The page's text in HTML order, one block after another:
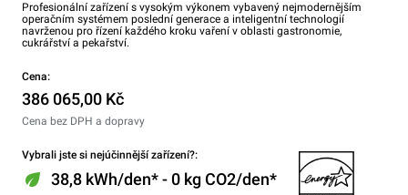
Profesionální zařízení s vysokým výkonem vybavený nejmodernějším
operačním systémem poslední generace a inteligentní technologií
navrženou pro řízení každého kroku vaření v oblasti gastronomie,
cukrářství a pekařství.
Cena:
386 065,00 Kč
Cena bez DPH a dopravy
Vybrali jste si nejúčinnější zařízení?:
38,8 kWh/den* - 0 kg CO2/den*